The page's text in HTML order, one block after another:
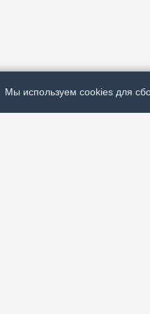
Мы используем cookies для